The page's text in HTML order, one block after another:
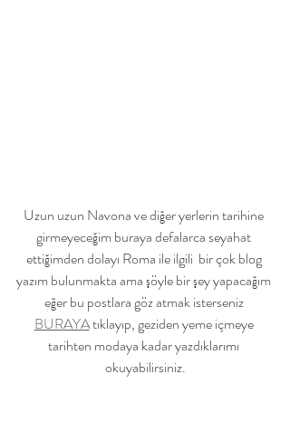
Uzun uzun Navona ve diğer yerlerin tarihine
girmeyeceğim buraya defalarca seyahat
ettiğimden dolayı Roma ile ilgili  bir çok blog
yazım bulunmakta ama şöyle bir şey yapacağım
eğer bu postlara göz atmak isterseniz
BURAYA tıklayıp, geziden yeme içmeye
tarihten modaya kadar yazdıklarımı
okuyabilirsiniz.